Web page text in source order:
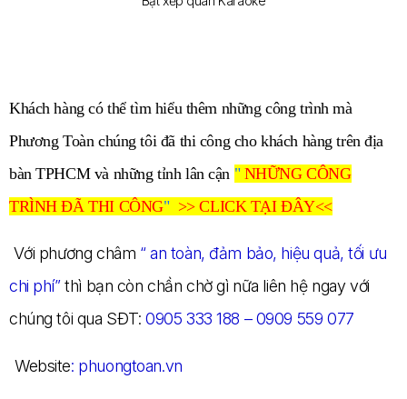
Khách hàng có thể tìm hiểu thêm những công trình mà
Phương Toàn chúng tôi đã thi công cho khách hàng trên địa
bàn TPHCM và những tỉnh lân cận " NHỮNG CÔNG
TRÌNH ĐÃ THI CÔNG" >> CLICK TẠI ĐÂY<<
Với phương châm “ an toàn, đảm bảo, hiệu quả, tối ưu
chi phí”thì bạn còn chần chờ gì nữa liên hệ ngay với
chúng tôi qua SĐT:0905 333 188 – 0909 559 077
Website: phuongtoan.vn